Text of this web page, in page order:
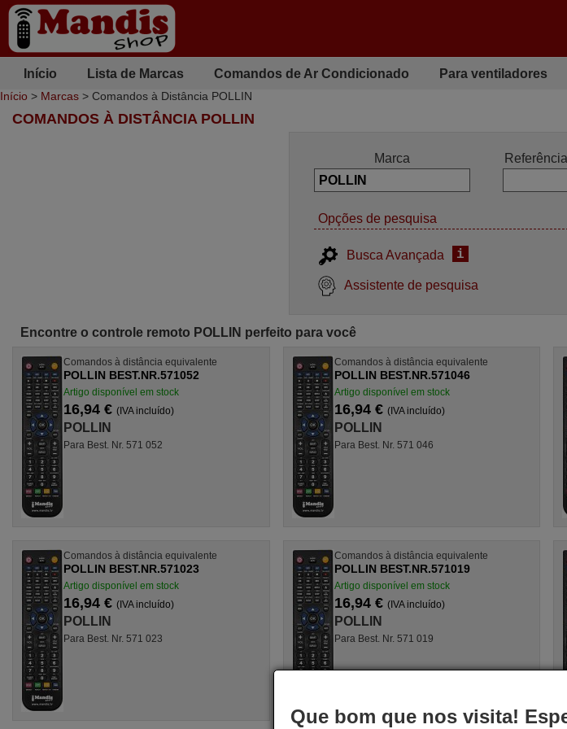
Início Lista de Marcas Comandos de Ar Condicionado Para ventiladores
Início > Marcas > Comandos à Distância POLLIN
COMANDOS À DISTÂNCIA POLLIN
Marca
Opções de pesquisa
Busca Avançada i
Assistente de pesquisa
Encontre o controle remoto POLLIN perfeito para você
Comandos à distância equivalente
POLLIN BEST.NR.571052
Artigo disponível em stock
16,94 € (IVA incluído)
POLLIN
Para Best. Nr. 571 052
Comandos à distância equivalente
POLLIN BEST.NR.571046
Artigo disponível em stock
16,94 € (IVA incluído)
POLLIN
Para Best. Nr. 571 046
Comandos à distância equivalente
POLLIN BEST.NR.571023
Artigo disponível em stock
16,94 € (IVA incluído)
POLLIN
Para Best. Nr. 571 023
Comandos à distância equivalente
POLLIN BEST.NR.571019
Artigo disponível em stock
16,94 € (IVA incluído)
POLLIN
Para Best. Nr. 571 019
Que bom que nos visita!